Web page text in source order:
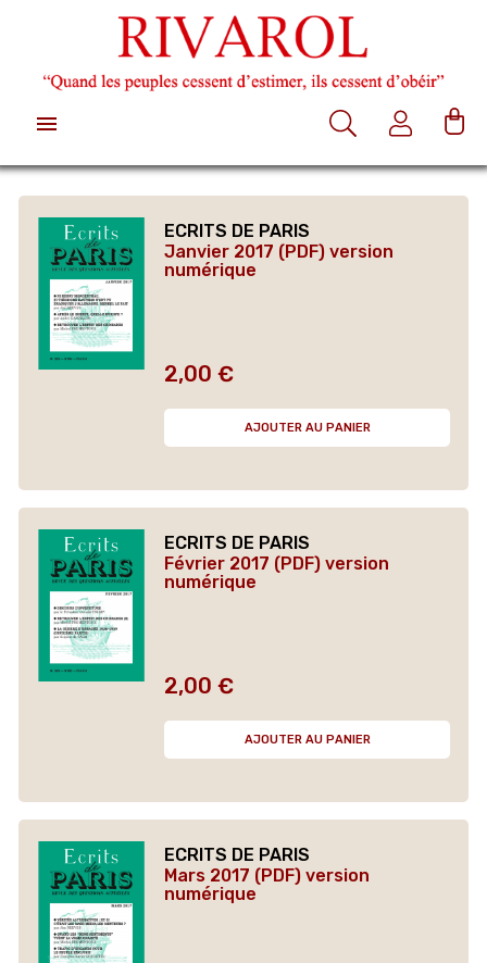

ECRITS DE PARIS
Janvier 2017 (PDF) version
numérique
Prix
2,00 €
AJOUTER AU PANIER
ECRITS DE PARIS
Février 2017 (PDF) version
numérique
Prix
2,00 €
AJOUTER AU PANIER
ECRITS DE PARIS
Mars 2017 (PDF) version
numérique